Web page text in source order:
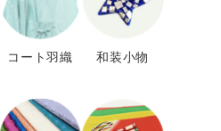
コート羽織 和装小物